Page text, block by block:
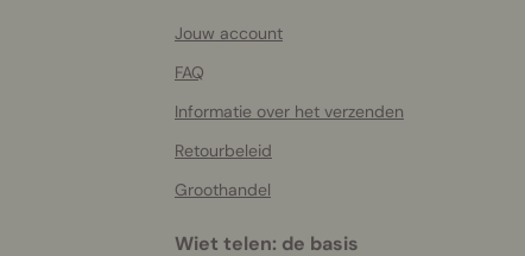
Jouw account
FAQ
Informatie over het verzenden
Retourbeleid
Groothandel
Wiet telen: de basis